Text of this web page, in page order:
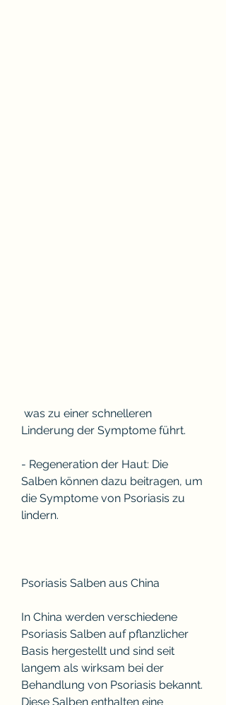
Linderung der Symptome führt.
- Regeneration der Haut: Die
Salben können dazu beitragen, um
die Symptome von Psoriasis zu
lindern.
Psoriasis Salben aus China
In China werden verschiedene
Psoriasis Salben auf pflanzlicher
Basis hergestellt und sind seit
langem als wirksam bei der
Behandlung von Psoriasis bekannt.
Diese Salben enthalten eine